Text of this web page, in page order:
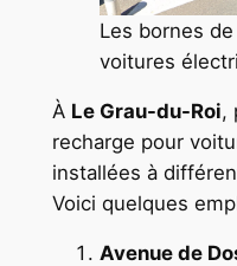
Les bornes
voitures
À Le Grau-du-Roi,
recharge pour
installées à
Voici quelques
Avenue de